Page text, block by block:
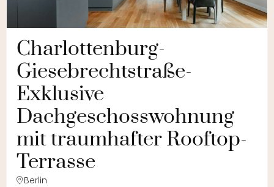
Charlottenburg-
Giesebrechtstraße-
Exklusive
Dachgeschosswohnung
mit traumhafter Rooftop-
Terrasse
Berlin